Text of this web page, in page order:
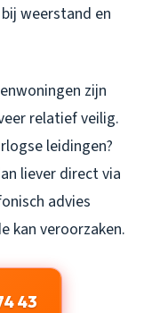
weerstand en
zijn
relatief veilig.
leidingen?
liever direct via
advies
kan veroorzaken.
43